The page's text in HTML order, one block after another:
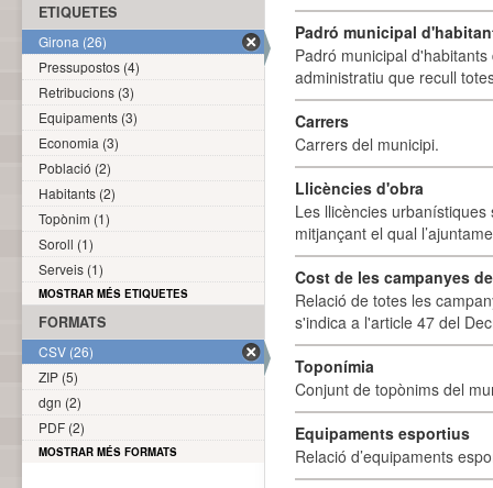
Padró municipal
Padró municipal
administratiu que recull
Carrers
Carrers del municipi.
Llicències d'obra
Les llicències
mitjançant el qual
Cost de les campanyes
Relació de totes les
s'indica a l'article 47 del
Toponímia
Conjunt de topònims del
Equipaments esportius
Relació d’equipaments
ETIQUETES
Girona (26)
Pressupostos (4)
Retribucions (3)
Equipaments (3)
Economia (3)
Població (2)
Habitants (2)
Topònim (1)
Soroll (1)
Serveis (1)
MOSTRAR MÉS ETIQUETES
FORMATS
CSV (26)
ZIP (5)
dgn (2)
PDF (2)
MOSTRAR MÉS FORMATS